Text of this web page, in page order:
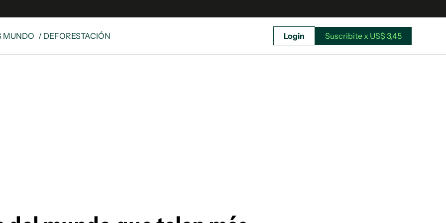
MUNDO / DEFORESTACIÓN Login Suscribite x US$ 3,45